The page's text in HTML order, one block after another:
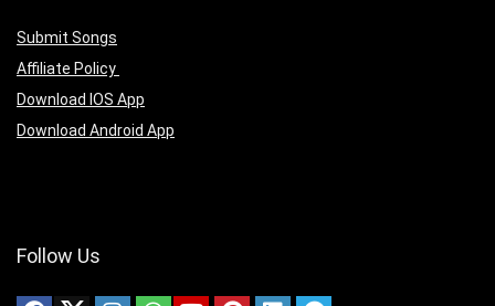
Submit Songs
Affiliate Policy
Download IOS App
Download Android App
Follow Us